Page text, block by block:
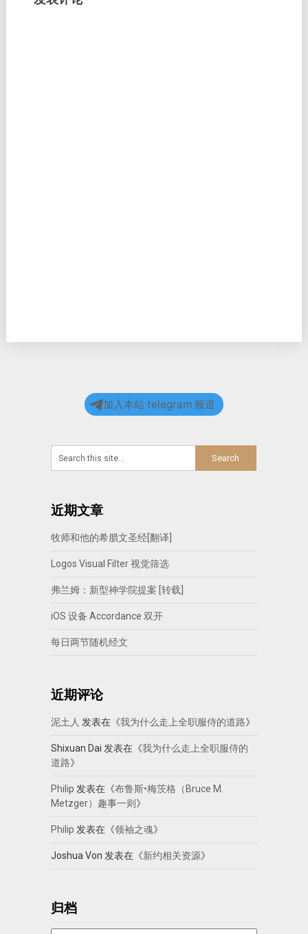
加入本站 telegram 频道
近期文章
牧师和他的希腊文圣经[翻译]
Logos Visual Filter 视觉筛选
弗兰姆：新型神学院提案 [转载]
iOS 设备 Accordance 双开
每日两节随机经文
近期评论
泥土人 发表在《我为什么走上全职服侍的道路》
Shixuan Dai 发表在《我为什么走上全职服侍的
道路》
Philip 发表在《布鲁斯•梅茨格（Bruce M.
Metzger）趣事一则 》
Philip 发表在《领袖之魂》
Joshua Von 发表在《新约相关资源》
归档